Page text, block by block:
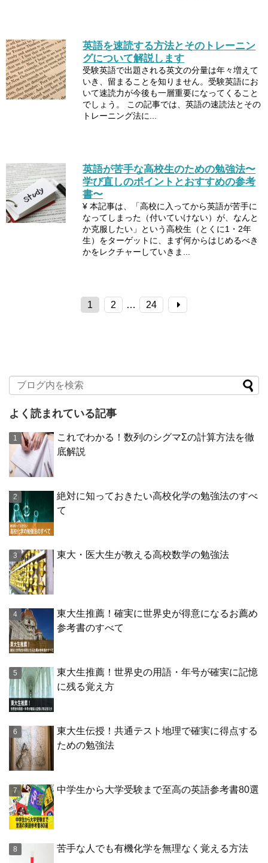
英語を速読する方法とそのトレーニン
グについて解説します
受験英語で出題される英文の分量は年々増えて
いき、留まることを知りません。受験英語にお
いて速読力が今後も一層重要になってくること
でしょう。 この記事では、英語の速読法とその
トレーニング法に...
英語が苦手な高校生のための勉強法〜
学び直しのポイントとおすすめの参考
書〜
¥ 本記事は、「高校に入ってから英語が苦手に
なってしまった（付いていけない）が、なんと
か克服したい」という高校生（とくに1・2年
生）をターゲットに、まず何からはじめるべき
かをレクチャーしていきま...
1 2 … 24
よく読まれている記事
これでわかる！数列のシグマΣの計算方法を徹
底解説
絶対に知っておきたい高校化学の勉強法のすべ
て
東大・医大生が教える高校数学の勉強法
東大生推薦！確実に世界史が得意になるお薦め
参考書のすべて
東大生推薦！世界史の用語・年号が確実に記憶
に残る覚え方
東大生伝授！共通テスト地理で確実に得点する
ための勉強法
中学生から大学受験まで至高の英語参考書80選
苦手な人でも有機化学を無理なく覚える方法